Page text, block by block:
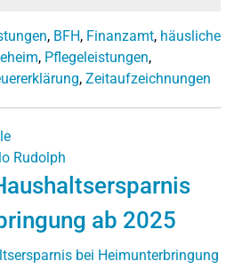
, BFH, Finanzamt, häusliche
, Pflegeleistungen,
, Zeitaufzeichnungen
Rudolph
ab 2025